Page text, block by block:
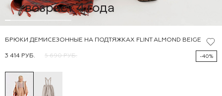
возраст 4 года
БРЮКИ ДЕМИСЕЗОННЫЕ НА ПОДТЯЖКАХ FLINT ALMOND BEIGE
3 414 РУБ. 5 690 РУБ. -40%